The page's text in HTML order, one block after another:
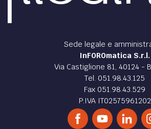
Sede legale e
InFOROmatica S.r.l.
Via Castiglione 81, 40124 -
Tel. 051.98.43.125
Fax 051.98.43.529
P.IVA IT02575961202